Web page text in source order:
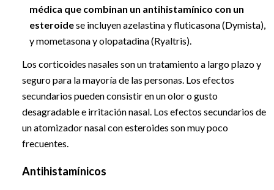
médica que combinan un antihistamínico con un
esteroidese incluyen azelastina y fluticasona (Dymista),
y mometasona y olopatadina (Ryaltris).
Los corticoides nasales son un tratamiento a largo plazo y
seguro para la mayoría de las personas. Los efectos
secundarios pueden consistir en un olor o gusto
desagradable e irritación nasal. Los efectos secundarios de
un atomizador nasal con esteroides son muy poco
frecuentes.
Antihistamínicos